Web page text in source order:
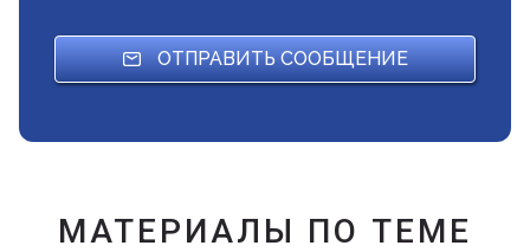
ОТПРАВИТЬ СООБЩЕНИЕ
МАТЕРИАЛЫ ПО ТЕМЕ